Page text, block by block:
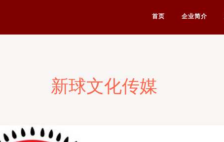
首页 企业简介
新球文化传媒